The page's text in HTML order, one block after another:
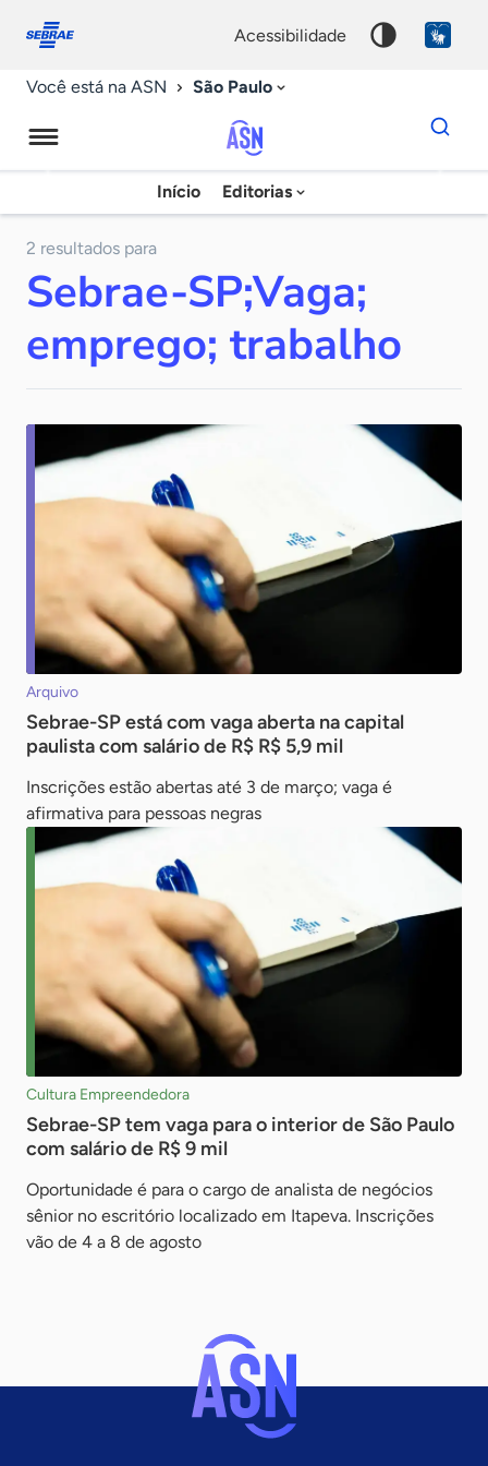
conosco
acessibilidade
Você está na ASN São Paulo
Agência
Sebrae
Notícias
Início Editorias
Dados
para
chave
2 resultados para
Sebrae-SP;Vaga;
emprego; trabalho
Arquivo
Sebrae-SP está com vaga aberta na capital
paulista com salário de R$ R$ 5,9 mil
Inscrições estão abertas até 3 de março; vaga é
afirmativa para pessoas negras
Cultura Empreendedora
Sebrae-SP tem vaga para o interior de São Paulo
com salário de R$ 9 mil
Oportunidade é para o cargo de analista de negócios
sênior no escritório localizado em Itapeva. Inscrições
vão de 4 a 8 de agosto